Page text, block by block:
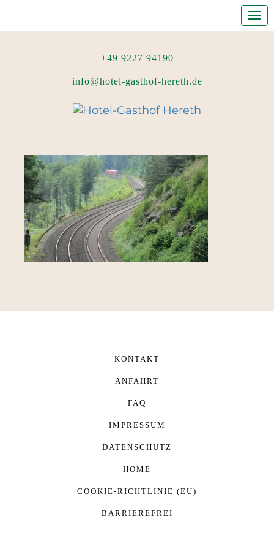
+49 9227 94190
info@hotel-gasthof-hereth.de
KONTAKT
ANFAHRT
FAQ
IMPRESSUM
DATENSCHUTZ
HOME
COOKIE-RICHTLINIE (EU)
BARRIEREFREI